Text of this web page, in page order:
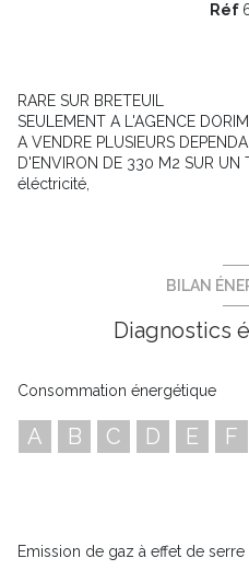
Réf
RARE SUR BRETEUIL
SEULEMENT A L'AGENCE
A VENDRE PLUSIEURS
D'ENVIRON DE 330 M2 SUR
éléctricité,
BILAN
Diagnostics
Consommation énergétique
A B C D E F
Emission de gaz à effet de serre